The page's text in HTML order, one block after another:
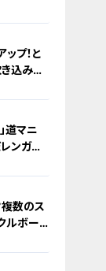
プ！と
込みご
道マニ
ンガの
数のス
ルボー